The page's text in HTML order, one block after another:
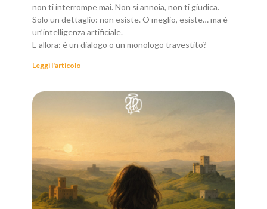
non ti interrompe mai. Non si annoia, non ti giudica.
Solo un dettaglio: non esiste. O meglio, esiste… ma è
un’intelligenza artificiale.
E allora: è un dialogo o un monologo travestito?
Leggi l'articolo